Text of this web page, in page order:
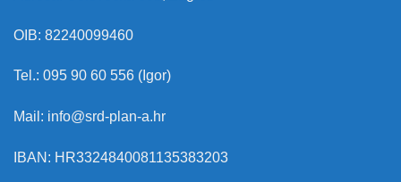
OIB: 82240099460
Tel.: 095 90 60 556 (Igor)
Mail: info@srd-plan-a.hr
IBAN: HR3324840081135383203